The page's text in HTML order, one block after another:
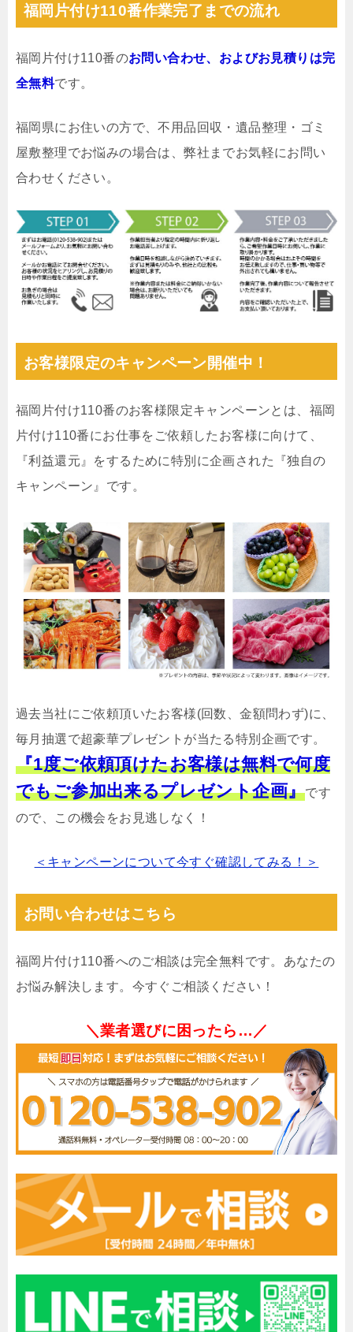
福岡片付け110番作業完了までの流れ
福岡片付け110番のお問い合わせ、およびお見積りは完
全無料です。
福岡県にお住いの方で、不用品回収・遺品整理・ゴミ
屋敷整理でお悩みの場合は、弊社までお気軽にお問い
合わせください。
お客様限定のキャンペーン開催中！
福岡片付け110番のお客様限定キャンペーンとは、福岡
片付け110番にお仕事をご依頼したお客様に向けて、
『利益還元』をするために特別に企画された『独自の
キャンペーン』です。
過去当社にご依頼頂いたお客様(回数、金額問わず)に、
毎月抽選で超豪華プレゼントが当たる特別企画です。
『1度ご依頼頂けたお客様は無料で何度
でもご参加出来るプレゼント企画』です
ので、この機会をお見逃しなく！
＜キャンペーンについて今すぐ確認してみる！＞
お問い合わせはこちら
福岡片付け110番へのご相談は完全無料です。あなたの
お悩み解決します。今すぐご相談ください！
＼業者選びに困ったら…／